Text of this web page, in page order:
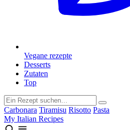
Vegane rezepte
Desserts
Zutaten
Top
Carbonara Tiramisu Risotto Pasta
My Italian Recipes